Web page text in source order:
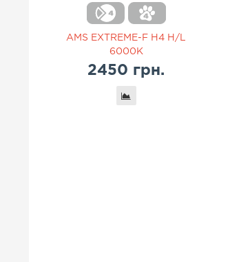
AMS EXTREME-F H4 H/L
6000K
2450 грн.